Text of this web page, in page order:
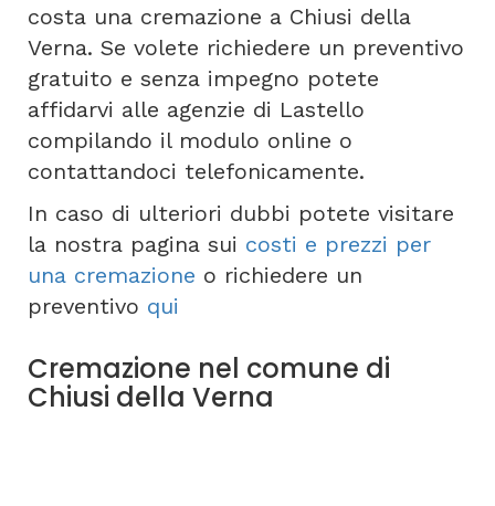
costa una cremazione a Chiusi della
Verna. Se volete richiedere un preventivo
gratuito e senza impegno potete
affidarvi alle agenzie di Lastello
compilando il modulo online o
contattandoci telefonicamente.
In caso di ulteriori dubbi potete visitare
la nostra pagina sui costi e prezzi per
una cremazione o richiedere un
preventivo qui
Cremazione nel comune di
Chiusi della Verna